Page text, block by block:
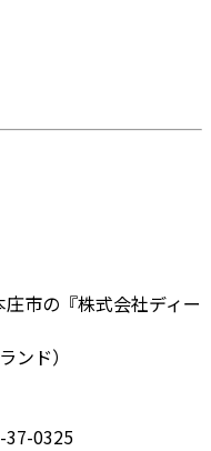
市の『株式会社ディー
ンド）
37-0325